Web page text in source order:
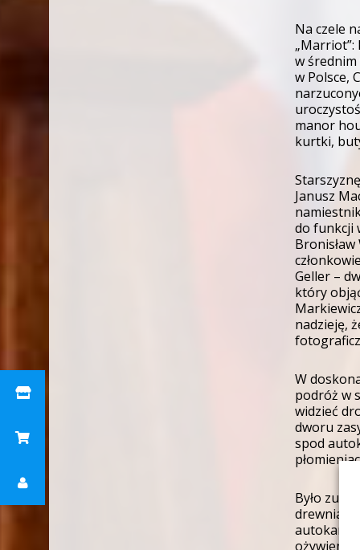
Na czele
„Marriot”:
w średnim
w Polsce,
manor
kurtki,
Janusz
do funkcji
Geller –
który
nadzieję,
W
podróż w
widzieć
dworu
spod
Było
drewniany
autokar.